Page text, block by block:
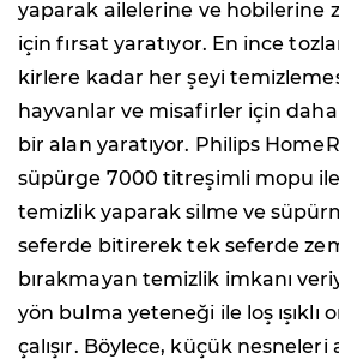
yaparak ailelerine ve hobilerine
için fırsat yaratıyor. En ince
kirlere kadar her şeyi
hayvanlar ve misafirler için
bir alan yaratıyor. Philips
süpürge 7000 titreşimli mopu ile
temizlik yaparak silme ve
seferde bitirerek tek seferde
bırakmayan temizlik imkanı
yön bulma yeteneği ile loş ışıklı
çalışır. Böylece, küçük nesneleri